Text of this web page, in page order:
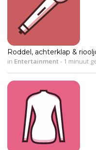
Roddel, achterklap &
in Entertainment- 1 minuut